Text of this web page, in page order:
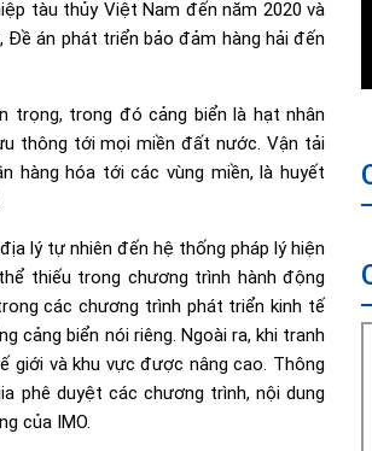
tàu thủy Việt Nam đến năm 2020 và
Đề án phát triển bảo đảm hàng hải đến
trọng, trong đó cảng biển là hạt nhân
thông tới mọi miền đất nước. Vận tải
hàng hóa tới các vùng miền, là huyết
lý tự nhiên đến hệ thống pháp lý hiện
thiếu trong chương trình hành động
các chương trình phát triển kinh tế
cảng biển nói riêng. Ngoài ra, khi tranh
giới và khu vực được nâng cao. Thông
phê duyệt các chương trình, nội dung
của IMO.